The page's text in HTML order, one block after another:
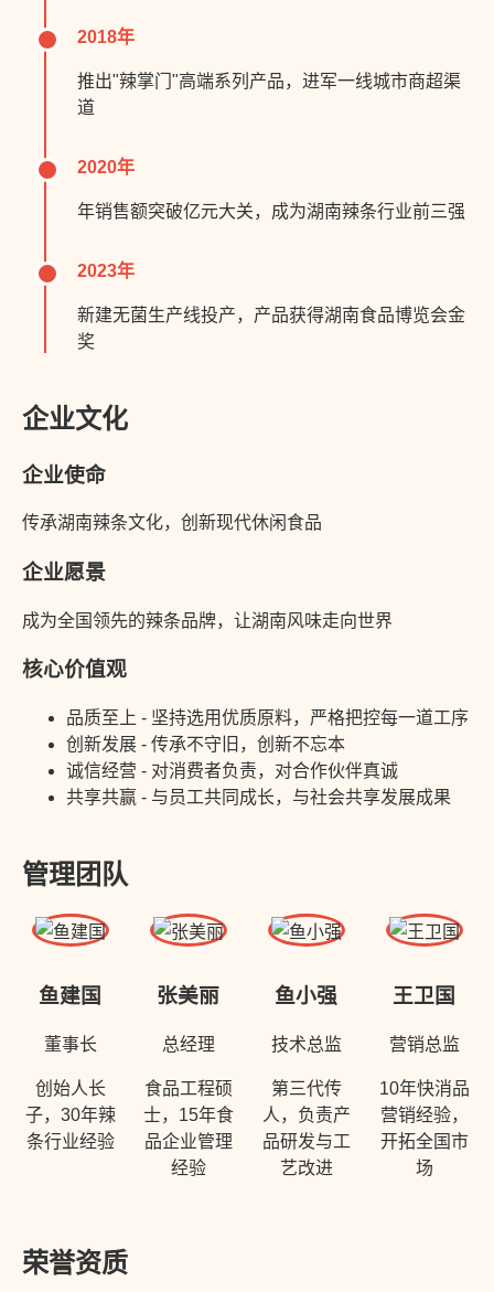
2018年
推出"辣掌门"高端系列产品，进军一线城市商超渠
道
2020年
年销售额突破亿元大关，成为湖南辣条行业前三强
2023年
新建无菌生产线投产，产品获得湖南食品博览会金
奖
企业文化
企业使命
传承湖南辣条文化，创新现代休闲食品
企业愿景
成为全国领先的辣条品牌，让湖南风味走向世界
核心价值观
品质至上 - 坚持选用优质原料，严格把控每一道工序
创新发展 - 传承不守旧，创新不忘本
诚信经营 - 对消费者负责，对合作伙伴真诚
共享共赢 - 与员工共同成长，与社会共享发展成果
管理团队
鱼建国
董事长
创始人长
子，30年辣
条行业经验
张美丽
总经理
食品工程硕
士，15年食
品企业管理
经验
鱼小强
技术总监
第三代传
人，负责产
品研发与工
艺改进
王卫国
营销总监
10年快消品
营销经验，
开拓全国市
场
荣誉资质